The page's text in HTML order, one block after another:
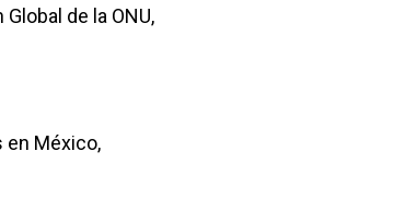
de la ONU,
en México,